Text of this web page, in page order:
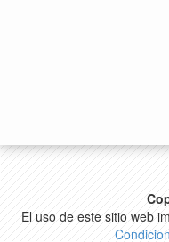
El uso de este sitio web